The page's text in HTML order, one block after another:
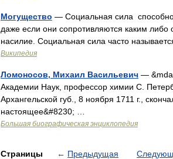
Могущество — Социальная сила
даже если они сопротивляются каким
насилие. Социальная сила часто
Википедия
Ломоносов, Михаил Васильевич —
Академии Наук, профессор химии С.
Архангельской губ., 8 ноября 1711 г.,
настоящее&#8230; …
Большая биографическая энциклопедия
Страницы ← Предыдущая